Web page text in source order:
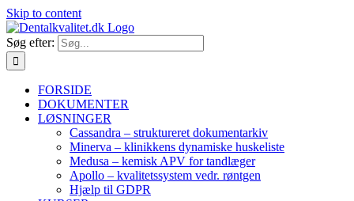
Skip to content
Søg efter:
FORSIDE
DOKUMENTER
LØSNINGER
Cassandra – struktureret dokumentarkiv
Minerva – klinikkens dynamiske huskeliste
Medusa – kemisk APV for tandlæger
Apollo – kvalitetssystem vedr. røntgen
Hjælp til GDPR